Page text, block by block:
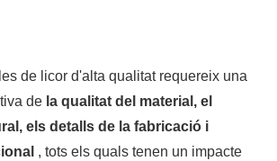
de licor d'alta qualitat requereix una
de la qualitat del material, el
els detalls de la fabricació i
, tots els quals tenen un impacte